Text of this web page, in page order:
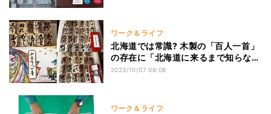
ワーク＆ライフ
北海道では常識? 木製の「百人一首」
の存在に「北海道に来るまで知らなか
った」「欲しい人はいる」「小学生の
2023/10/07 06:08
ワーク＆ライフ